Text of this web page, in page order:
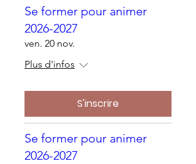
Se former pour animer
2026-2027
ven. 20 nov.
Plus d'infos
S'inscrire
Se former pour animer
2026-2027